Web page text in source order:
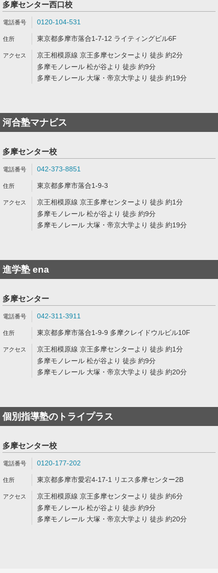
多摩センター西口校
0120-104-531
東京都多摩市落合1-7-12 ライティングビル6F
京王相模原線 京王多摩センターより 徒歩 約2分
多摩モノレール 松が谷より 徒歩 約9分
多摩モノレール 大塚・帝京大学より 徒歩 約19分
河合塾マナビス
多摩センター校
042-373-8851
東京都多摩市落合1-9-3
京王相模原線 京王多摩センターより 徒歩 約1分
多摩モノレール 松が谷より 徒歩 約9分
多摩モノレール 大塚・帝京大学より 徒歩 約19分
進学塾 ena
多摩センター
042-311-3911
東京都多摩市落合1-9-9 多摩クレイドウルビル10F
京王相模原線 京王多摩センターより 徒歩 約1分
多摩モノレール 松が谷より 徒歩 約9分
多摩モノレール 大塚・帝京大学より 徒歩 約20分
個別指導塾のトライプラス
多摩センター校
0120-177-202
東京都多摩市愛宕4-17-1 リエス多摩センター2B
京王相模原線 京王多摩センターより 徒歩 約6分
多摩モノレール 松が谷より 徒歩 約9分
多摩モノレール 大塚・帝京大学より 徒歩 約20分